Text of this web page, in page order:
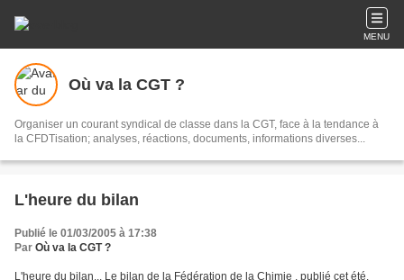
MENU
Où va la CGT ?
Organiser un courant syndical de classe dans la CGT, face à la tendance à
la CFDTisation; analyses, réactions, documents, informations diverses...
L'heure du bilan
Publié le 01/03/2005 à 17:38
Par Où va la CGT ?
L'heure du bilan... Le bilan de la Fédération de la Chimie , publié cet été.